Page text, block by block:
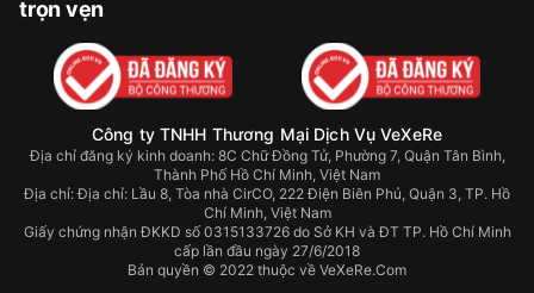
trọn vẹn
Công ty TNHH Thương Mại Dịch Vụ VeXeRe
Địa chỉ đăng ký kinh doanh: 8C Chữ Đồng Tử, Phường 7, Quận Tân Bình,
Thành Phố Hồ Chí Minh, Việt Nam
Địa chỉ:Địa chỉ: Lầu 8, Tòa nhà CirCO, 222 Điện Biên Phủ, Quận 3, TP. Hồ
Chí Minh, Việt Nam
Giấy chứng nhận ĐKKD số 0315133726 do Sở KH và ĐT TP. Hồ Chí Minh
cấp lần đầu ngày 27/6/2018
Bản quyền © 2022 thuộc về VeXeRe.Com